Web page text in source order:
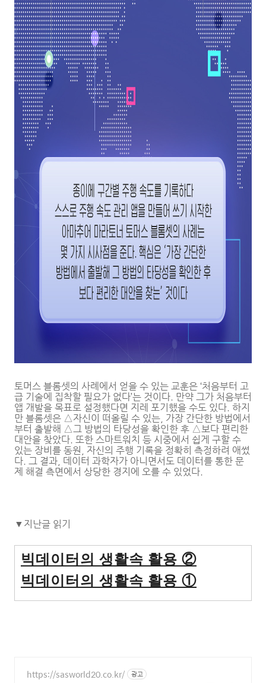
토머스 블롬셋의 사례에서 얻을 수 있는 교훈은 ‘처음부터 고
급 기술에 집착할 필요가 없다’는 것이다. 만약 그가 처음부터
앱 개발을 목표로 설정했다면 지레 포기했을 수도 있다. 하지
만 블롬셋은 △자신이 떠올릴 수 있는, 가장 간단한 방법에서
부터 출발해 △그 방법의 타당성을 확인한 후 △보다 편리한
대안을 찾았다. 또한 스마트워치 등 시중에서 쉽게 구할 수
있는 장비를 동원, 자신의 주행 기록을 정확히 측정하려 애썼
다. 그 결과, 데이터 과학자가 아니면서도 데이터를 통한 문
제 해결 측면에서 상당한 경지에 오를 수 있었다.
▼지난글 읽기
빅데이터의 생활속 활용 ②
빅데이터의 생활속 활용 ①
https://sasworld20.co.kr/ 광고